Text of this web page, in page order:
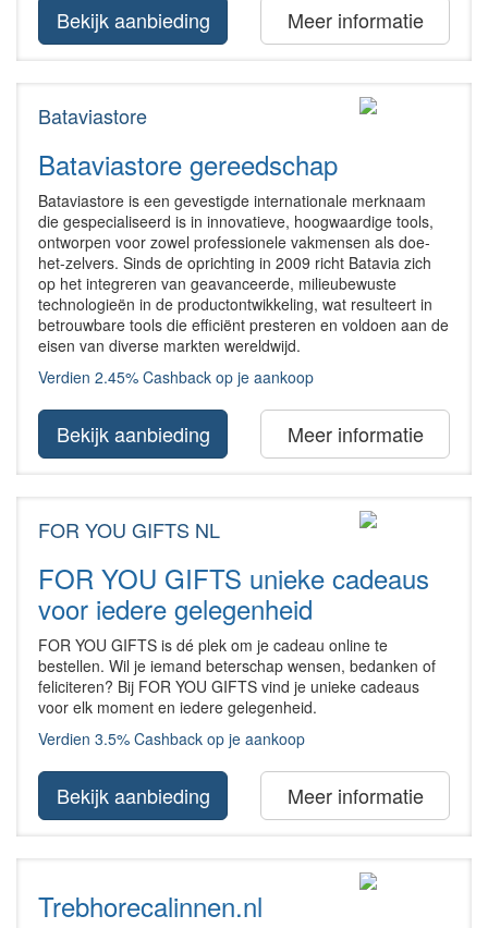
Bekijk aanbieding Meer informatie
Bataviastore
Bataviastore gereedschap
Bataviastore is een gevestigde internationale merknaam
die gespecialiseerd is in innovatieve, hoogwaardige tools,
ontworpen voor zowel professionele vakmensen als doe-
het-zelvers. Sinds de oprichting in 2009 richt Batavia zich
op het integreren van geavanceerde, milieubewuste
technologieën in de productontwikkeling, wat resulteert in
betrouwbare tools die efficiënt presteren en voldoen aan de
eisen van diverse markten wereldwijd.
Verdien 2.45% Cashback op je aankoop
Bekijk aanbieding Meer informatie
FOR YOU GIFTS NL
FOR YOU GIFTS unieke cadeaus
voor iedere gelegenheid
FOR YOU GIFTS is dé plek om je cadeau online te
bestellen. Wil je iemand beterschap wensen, bedanken of
feliciteren? Bij FOR YOU GIFTS vind je unieke cadeaus
voor elk moment en iedere gelegenheid.
Verdien 3.5% Cashback op je aankoop
Bekijk aanbieding Meer informatie
Trebhorecalinnen.nl